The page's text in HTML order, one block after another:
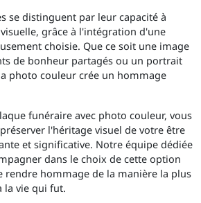
se distinguent par leur capacité à
grâce à l'intégration d'une
choisie. Que ce soit une image
de bonheur partagés ou un portrait
photo couleur crée un hommage
funéraire avec photo couleur, vous
l'héritage visuel de votre être
et significative. Notre équipe dédiée
dans le choix de cette option
rendre hommage de la manière la plus
la vie qui fut.